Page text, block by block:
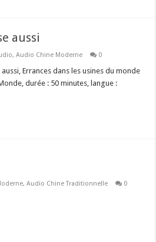
aussi
,Audio Chine Moderne 0
Errances dans les usines du monde
durée : 50 minutes, langue :
,Audio Chine Traditionnelle 0